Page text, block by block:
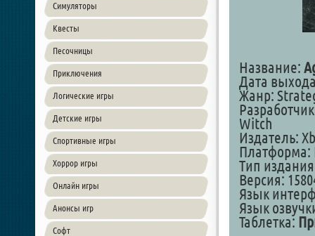
Симуляторы
Квесты
Песочницы
Приключения
Логические игры
Детские игры
Спортивные игры
Хоррор игры
Онлайн игры
Анонсы игр
Софт
Название:
Дата
Жанр:
Witch
Издатель:
Платформа:
Тип
Версия:
Язык
Язык
Таблетка: